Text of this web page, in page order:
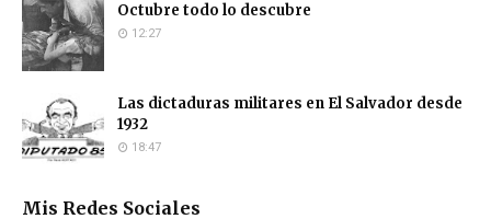
Octubre todo lo descubre
12:27
Las dictaduras militares en El Salvador desde
1932
18:47
Mis Redes Sociales